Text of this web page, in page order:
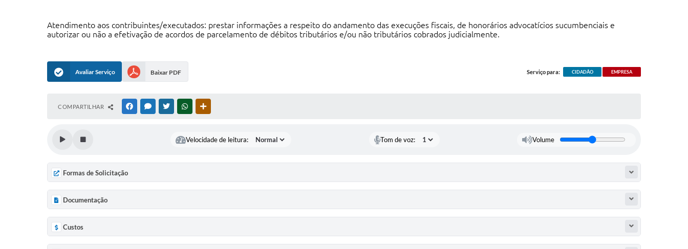
Atendimento aos contribuintes/executados: prestar informações a respeito do andamento das execuções fiscais, de honorários advocatícios sucumbenciais e
autorizar ou não a efetivação de acordos de parcelamento de débitos tributários e/ou não tributários cobrados judicialmente.
Avaliar Serviço Baixar PDF Serviço para: CIDADÃO EMPRESA
COMPARTILHAR FACEBOOKMESSENGER
TWITTERWHATSAPP
Velocidade de leitura: Tom de voz: Volume
Formas de Solicitação
Documentação
Custos